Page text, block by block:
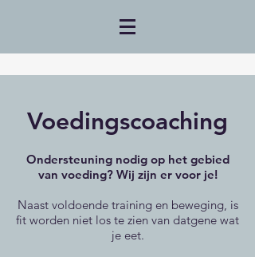
Voedingscoaching
Ondersteuning nodig op het gebied
van voeding? Wij zijn er voor je!
Naast voldoende training en beweging, is
fit worden niet los te zien van datgene wat
je eet.